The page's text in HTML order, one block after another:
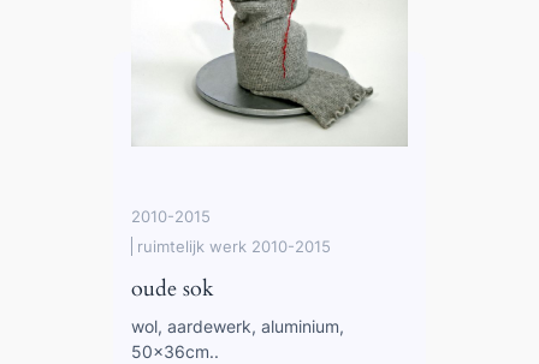
2010-2015
ruimtelijk werk 2010-2015
oude sok
wol, aardewerk, aluminium,
50x36cm..